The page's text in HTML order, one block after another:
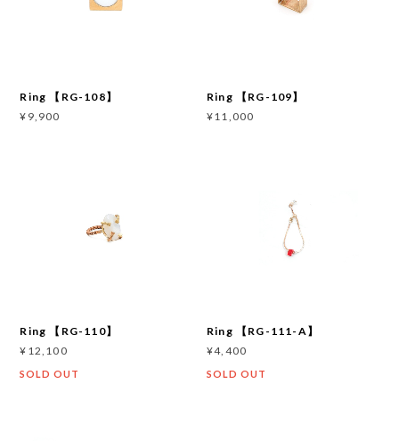
Ring 【RG-108】
¥9,900
Ring 【RG-109】
¥11,000
Ring 【RG-110】
¥12,100
SOLD OUT
Ring 【RG-111-A】
¥4,400
SOLD OUT